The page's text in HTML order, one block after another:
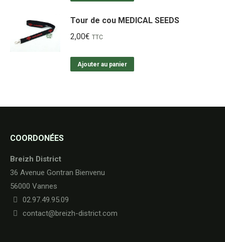
Tour de cou MEDICAL SEEDS
2,00€ TTC
Ajouter au panier
COORDONÉES
Breizh District
36 Avenue Gontran Bienvenu
56000 Vannes
02.97.49.95.09
contact@breizh-district.com